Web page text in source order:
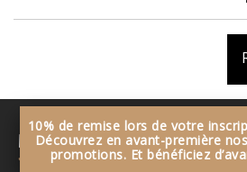
NOS PRODUITS
10% de remise lors de votre
Découvrez en avant-première
promotions. Et bénéficiez